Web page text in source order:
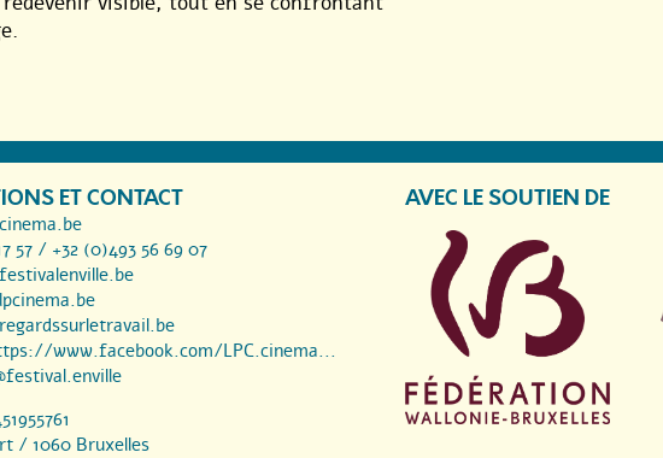
ET CONTACT
57 / +32 (0)493 56 69 07
www.facebook.com/LPC.cinema...
/ 1060 Bruxelles
AVEC LE SOUTIEN DE